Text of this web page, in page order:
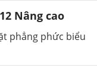
Nâng cao
phẳng phức biểu